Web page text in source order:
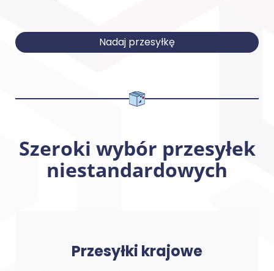
Nadaj przesyłkę
Szeroki wybór przesyłek
niestandardowych
Przesyłki krajowe